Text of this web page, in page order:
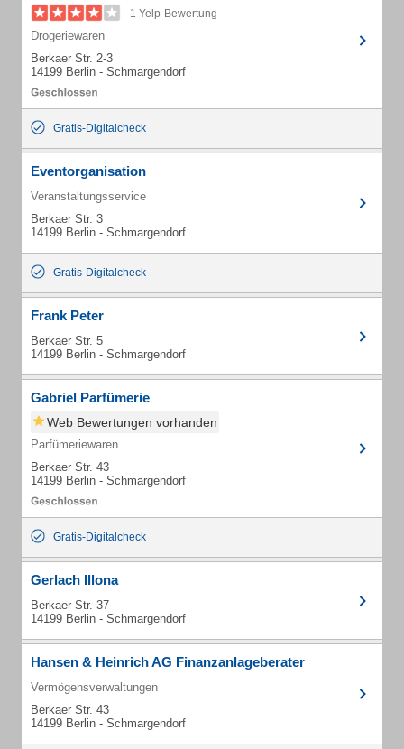
1 Yelp-Bewertung
Drogeriewaren
Berkaer Str. 2-3
14199 Berlin - Schmargendorf
Gratis-Digitalcheck
Eventorganisation
Veranstaltungsservice
Berkaer Str. 3
14199 Berlin - Schmargendorf
Gratis-Digitalcheck
Frank Peter
Berkaer Str. 5
14199 Berlin - Schmargendorf
Gabriel Parfümerie
Web Bewertungen vorhanden
Parfümeriewaren
Berkaer Str. 43
14199 Berlin - Schmargendorf
Gratis-Digitalcheck
Gerlach Illona
Berkaer Str. 37
14199 Berlin - Schmargendorf
Hansen & Heinrich AG Finanzanlageberater
Vermögensverwaltungen
Berkaer Str. 43
14199 Berlin - Schmargendorf